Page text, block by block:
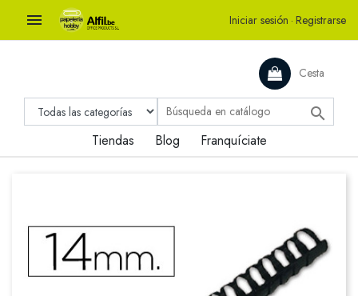
 Iniciar sesión · Registrarse
Cesta

Tiendas Blog Franquíciate